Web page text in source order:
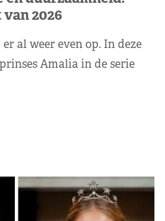
2026
al weer even op. In deze
Amalia in de serie